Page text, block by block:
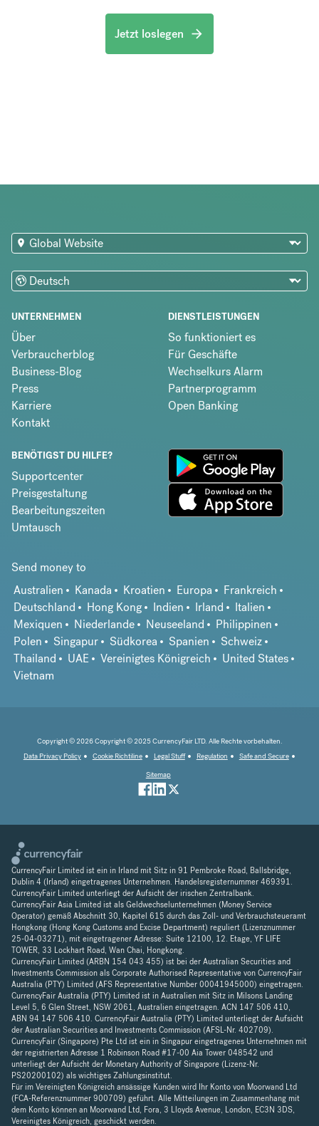
Jetzt loslegen
UNTERNEHMEN
Über
Verbraucherblog
Business-Blog
Press
Karriere
Kontakt
DIENSTLEISTUNGEN
So funktioniert es
Für Geschäfte
Wechselkurs Alarm
Partnerprogramm
Open Banking
BENÖTIGST DU HILFE?
Supportcenter
Preisgestaltung
Bearbeitungszeiten
Umtausch
Send money to
Australien
Kanada Kroatien Europa
Frankreich
Deutschland
Hong Kong Indien Irland
Italien
Mexiquen
Niederlande Neuseeland
Philippinen
Polen
Singapur Südkorea Spanien
Schweiz
Thailand
UAE Vereinigtes Königreich
United States
Vietnam
Copyright © 2026 Copyright © 2025 CurrencyFair LTD. Alle Rechte vorbehalten.
Data Privacy Policy
Cookie Richtiline Legal Stuff Regulation
Safe and Secure
Sitemap
CurrencyFair Limited ist ein in Irland mit Sitz in 91 Pembroke Road, Ballsbridge,
Dublin 4 (Irland) eingetragenes Unternehmen. Handelsregisternummer 469391.
CurrencyFair Limited unterliegt der Aufsicht der irischen Zentralbank.
CurrencyFair Asia Limited ist als Geldwechselunternehmen (Money Service
Operator) gemäß Abschnitt 30, Kapitel 615 durch das Zoll- und Verbrauchsteueramt
Hongkong (Hong Kong Customs and Excise Department) reguliert (Lizenznummer
25-04-03271), mit eingetragener Adresse: Suite 12100, 12. Etage, YF LIFE
TOWER, 33 Lockhart Road, Wan Chai, Hongkong.
CurrencyFair Limited (ARBN 154 043 455) ist bei der Australian Securities and
Investments Commission als Corporate Authorised Representative von CurrencyFair
Australia (PTY) Limited (AFS Representative Number 00041945000) eingetragen.
CurrencyFair Australia (PTY) Limited ist in Australien mit Sitz in Milsons Landing
Level 5, 6 Glen Street, NSW 2061, Australien eingetragen. ACN 147 506 410,
ABN 94 147 506 410. CurrencyFair Australia (PTY) Limited unterliegt der Aufsicht
der Australian Securities and Investments Commission (AFSL-Nr. 402709).
CurrencyFair (Singapore) Pte Ltd ist ein in Singapur eingetragenes Unternehmen mit
der registrierten Adresse 1 Robinson Road #17-00 Aia Tower 048542 und
unterliegt der Aufsicht der Monetary Authority of Singapore (Lizenz-Nr.
PS20200102) als wichtiges Zahlungsinstitut.
Für im Vereinigten Königreich ansässige Kunden wird Ihr Konto von Moorwand Ltd
(FCA-Referenznummer 900709) geführt. Alle Mitteilungen im Zusammenhang mit
dem Konto können an Moorwand Ltd, Fora, 3 Lloyds Avenue, London, EC3N 3DS,
Vereinigtes Königreich, geschickt werden.